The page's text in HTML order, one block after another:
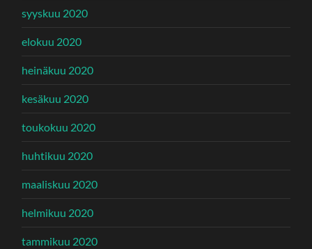
syyskuu 2020
elokuu 2020
heinäkuu 2020
kesäkuu 2020
toukokuu 2020
huhtikuu 2020
maaliskuu 2020
helmikuu 2020
tammikuu 2020